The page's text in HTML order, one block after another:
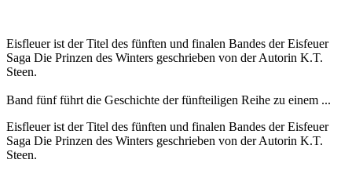
Eisfleuer ist der Titel des fünften und finalen Bandes der Eisfeuer
Saga Die Prinzen des Winters geschrieben von der Autorin K.T.
Steen.
Band fünf führt die Geschichte der fünfteiligen Reihe zu einem ...
Eisfleuer ist der Titel des fünften und finalen Bandes der Eisfeuer
Saga Die Prinzen des Winters geschrieben von der Autorin K.T.
Steen.